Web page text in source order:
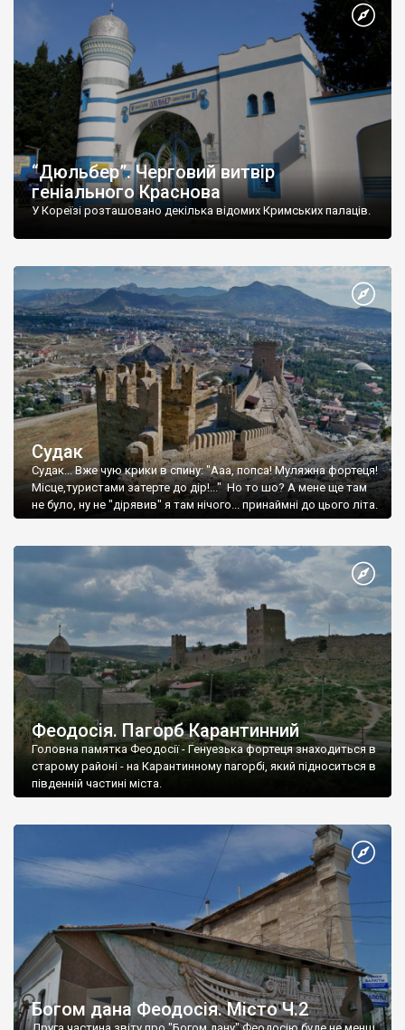
“Дюльбер”. Черговий витвір
геніального Краснова
У Кореїзі розташовано декілька відомих Кримських палаців.
Судак
Судак... Вже чую крики в спину: "Ааа, попса! Муляжна фортеця!
Місце,туристами затерте до дір!..." Но то шо? А мене ще там
не було, ну не "дірявив" я там нічого... принаймні до цього літа.
Феодосія. Пагорб Карантинний
Головна памятка Феодосії - Генуезька фортеця знаходиться в
старому районі - на Карантинному пагорбі, який підноситься в
південній частині міста.
Богом дана Феодосія. Місто Ч.2